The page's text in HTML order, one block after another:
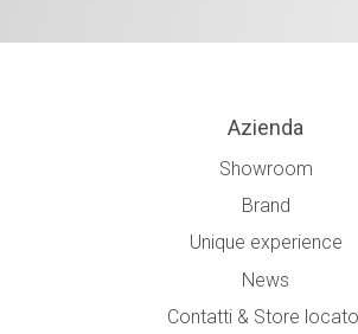
Azienda
Showroom
Brand
Unique experience
News
Contatti & Store